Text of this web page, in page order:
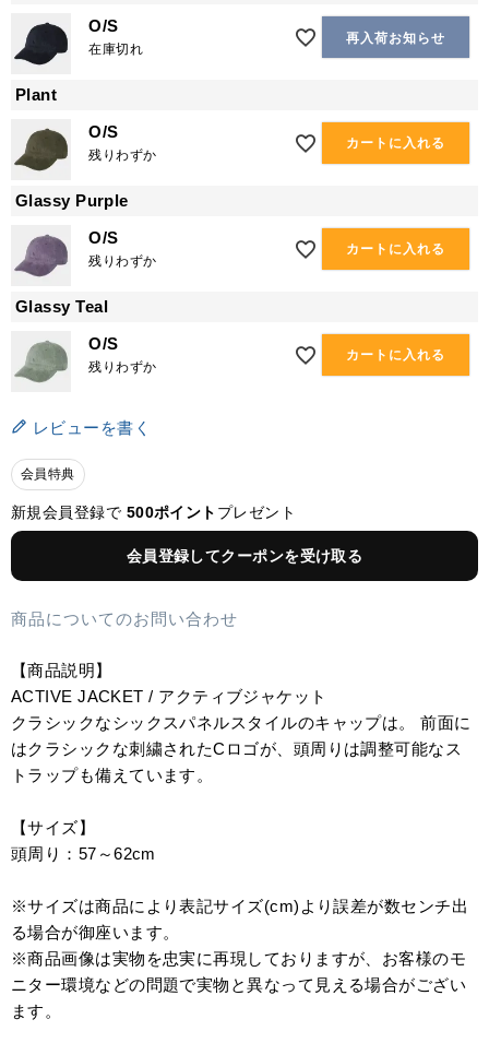
O/S
在庫切れ
再入荷お知らせ
Plant
O/S
残りわずか
カートに入れる
Glassy Purple
O/S
残りわずか
カートに入れる
Glassy Teal
O/S
残りわずか
カートに入れる
レビューを書く
会員特典
新規会員登録で 500ポイント プレゼント
会員登録してクーポンを受け取る
商品についてのお問い合わせ
【商品説明】
ACTIVE JACKET / アクティブジャケット
クラシックなシックスパネルスタイルのキャップは。 前面に
はクラシックな刺繍されたCロゴが、頭周りは調整可能なス
トラップも備えています。
【サイズ】
頭周り：57～62cm
※サイズは商品により表記サイズ(cm)より誤差が数センチ出
る場合が御座います。
※商品画像は実物を忠実に再現しておりますが、お客様のモ
ニター環境などの問題で実物と異なって見える場合がござい
ます。